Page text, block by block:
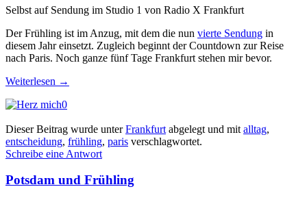
Selbst auf Sendung im Studio 1 von Radio X Frankfurt
Der Frühling ist im Anzug, mit dem die nun vierte Sendung in
diesem Jahr einsetzt. Zugleich beginnt der Countdown zur Reise
nach Paris. Noch ganze fünf Tage Frankfurt stehen mir bevor.
Weiterlesen →
0
Dieser Beitrag wurde unterFrankfurt abgelegt und mit alltag,
entscheidung, frühling, paris verschlagwortet.
Schreibe eine Antwort
Potsdam und Frühling